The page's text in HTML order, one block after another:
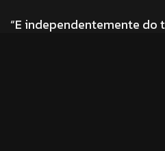
“E independentemente